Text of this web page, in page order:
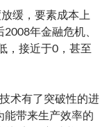
缓，要素成本上
年金融危机、
，接近于0，甚至
术有了突破性的进
能带来生产效率的